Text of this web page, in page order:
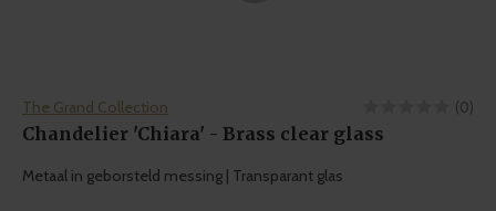
The Grand Collection (0)
Chandelier 'Chiara' - Brass clear glass
Metaal in geborsteld messing | Transparant glas